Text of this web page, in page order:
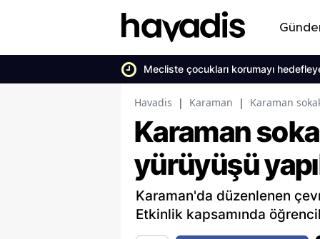
Mecliste çocukları korumayı
Havadis | Karaman | Karaman
Karaman
yürüyüşü
Karaman'da düzenlenen
Etkinlik kapsamında